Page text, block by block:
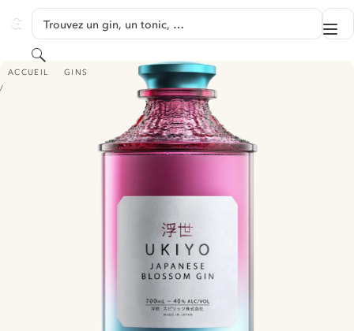
GINVENTORY
Trouvez un gin, un tonic, …
Rechercher
ACCUEIL GINS
UKIYO JAPANESE BLOSSOM GIN